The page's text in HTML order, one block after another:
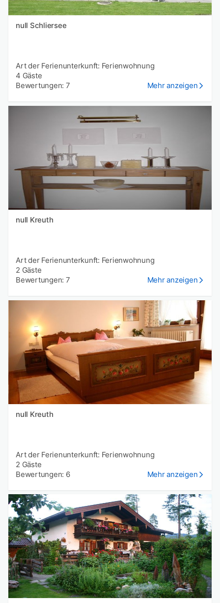
null Schliersee
Art der Ferienunterkunft: Ferienwohnung
4 Gäste
Bewertungen: 7
Mehr anzeigen
null Kreuth
Art der Ferienunterkunft: Ferienwohnung
2 Gäste
Bewertungen: 7
Mehr anzeigen
null Kreuth
Art der Ferienunterkunft: Ferienwohnung
2 Gäste
Bewertungen: 6
Mehr anzeigen